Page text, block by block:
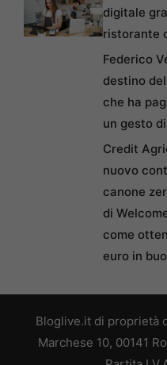
digitale
ristorante
Federico
destino
che ha
un gesto
Credit
nuovo
canone
di
come
euro in
Bloglive.it di proprietà
Marchese 10, 00141